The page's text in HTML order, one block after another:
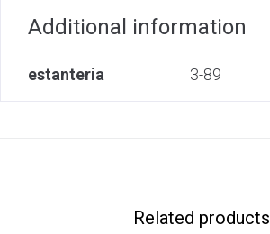
Additional information
estanteria 3-89
Related products